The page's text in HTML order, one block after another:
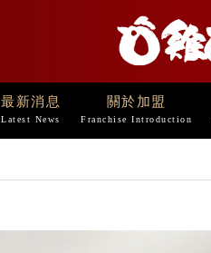
最新消息
Latest News
關於加盟
Franchise Introduction